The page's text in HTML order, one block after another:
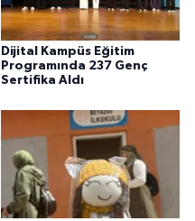
Dijital Kampüs Eğitim
Programında 237 Genç
Sertifika Aldı